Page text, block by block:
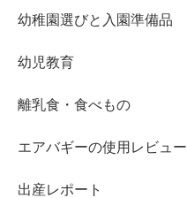
幼稚園選びと入園準備品
幼児教育
離乳食・食べもの
エアバギーの使用レビュー
出産レポート